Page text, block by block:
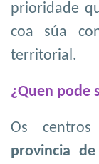
prioridade
coa súa
territorial.
¿Quen pode
Os
provincia